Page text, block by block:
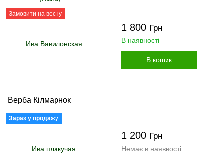
Замовити на весну
1 800 Грн
В наявності
В кошик
Верба Кілмарнок
Зараз у продажу
1 200 Грн
Немає в наявності